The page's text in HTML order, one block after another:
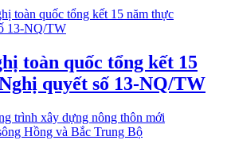
toàn quốc tổng kết 15
quyết số 13-NQ/TW